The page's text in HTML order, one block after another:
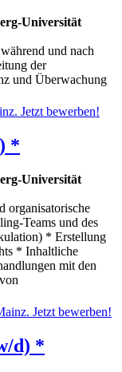
Universität
und nach
der
und Überwachung
*
Universität
organisatorische
Teams und des
* Erstellung
* Inhaltliche
mit den
d) *